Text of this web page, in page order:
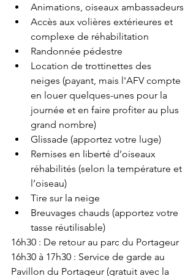
Animations, oiseaux ambassadeurs
Accès aux volières extérieures et
complexe de réhabilitation
Randonnée pédestre
Location de trottinettes des
neiges (payant, mais l'AFV compte
en louer quelques-unes pour la
journée et en faire profiter au plus
grand nombre)
Glissade (apportez votre luge)
Remises en liberté d’oiseaux
réhabilités (selon la température et
l’oiseau)
Tire sur la neige
Breuvages chauds (apportez votre
tasse réutilisable)
16h30 : De retour au parc du Portageur
16h30 à 17h30 : Service de garde au
Pavillon du Portageur (gratuit avec la